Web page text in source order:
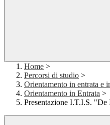
Home >
Percorsi di studio >
Orientamento in entrata e
Orientamento in Entrata >
Presentazione I.T.I.S. "De